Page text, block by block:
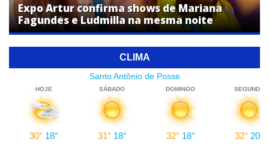
Expo Artur confirma shows de Mariana
Fagundes e Ludmilla na mesma noite
CLIMA
Santo Antônio de Posse